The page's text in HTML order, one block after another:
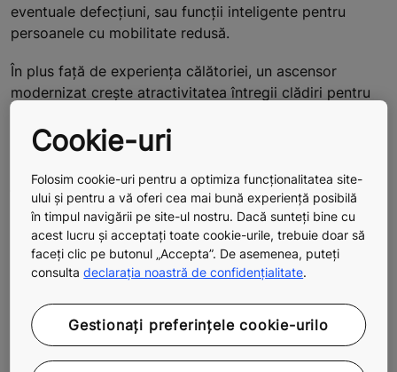
eventuale defecțiuni, sau funcții inteligente pentru
persoanele cu mobilitate redusă.
În plus față de experiența călătoriei, un ascensor
modernizat crește atractivitatea întregii clădiri pentru
Odată ce proiectul de modernizare a fost realizat,
serviciile KONE de planificare pe termen lung și
întreținere vă vor ajuta să vă asigurați că ascensorul
continuă să răspundă nevoilor clădirii și pe viitor.
Pentru a menține ascensorul recent modernizat în stare
optimă, luați în considerare un plan de management al
această etapă ați modernizat doar electrificarea,
următorul pas într-un proces modular de modernizare
va fi probabil ușile sau mecanismul de acționare, peste
Cookie-uri
Folosim cookie-uri pentru a optimiza funcționalitatea site-
ului și pentru a vă oferi cea mai bună experiență posibilă
în timpul navigării pe site-ul nostru. Dacă sunteți bine cu
acest lucru și acceptați toate cookie-urile, trebuie doar să
faceți clic pe butonul „Accepta”. De asemenea, puteți
consultadeclarația noastră de confidențialitate.
Gestionați preferințele cookie-urilo